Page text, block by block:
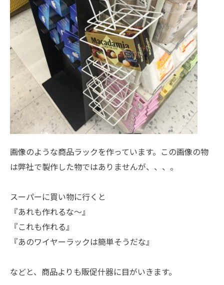
画像のような商品ラックを作っています。この画像の物
は弊社で製作した物ではありませんが、、、。
スーパーに買い物に行くと
『あれも作れるな～』
『これも作れる』
『あのワイヤーラックは簡単そうだな』
などと、商品よりも販促什器に目がいきます。